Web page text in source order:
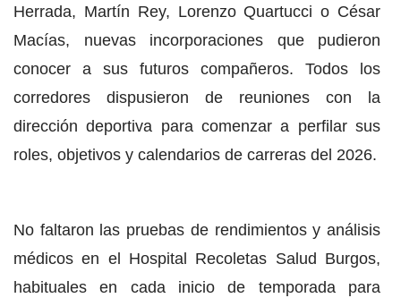
Herrada, Martín Rey, Lorenzo Quartucci o César
Macías, nuevas incorporaciones que pudieron
conocer a sus futuros compañeros. Todos los
corredores dispusieron de reuniones con la
dirección deportiva para comenzar a perfilar sus
roles, objetivos y calendarios de carreras del 2026.
No faltaron las pruebas de rendimientos y análisis
médicos en el Hospital Recoletas Salud Burgos,
habituales en cada inicio de temporada para